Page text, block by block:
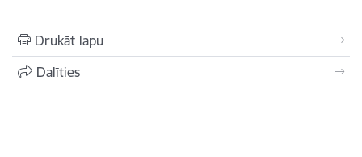
Drukāt lapu
Dalīties